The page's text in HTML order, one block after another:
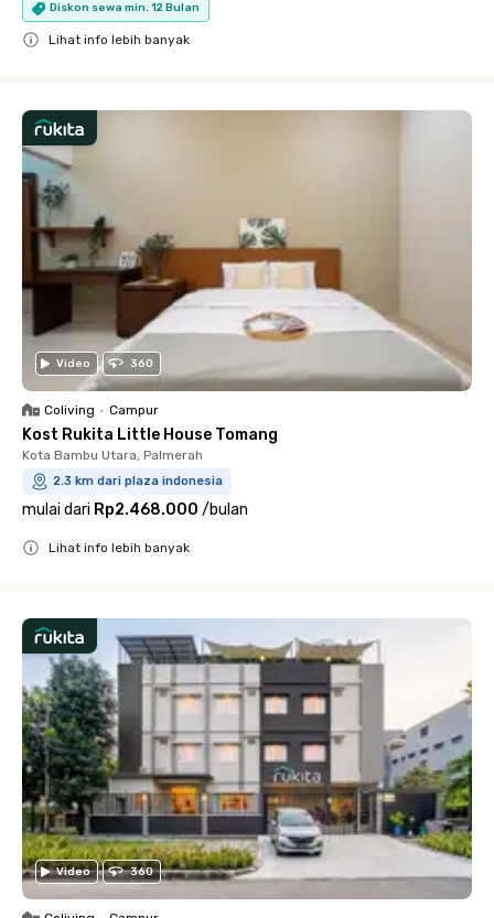
Diskon sewa min. 12 Bulan
Lihat info lebih banyak
Video 360
Coliving • Campur
Kost Rukita Little House Tomang
Kota Bambu Utara, Palmerah
2.3 km dari plaza indonesia
mulai dari Rp2.468.000 /bulan
Lihat info lebih banyak
Video 360